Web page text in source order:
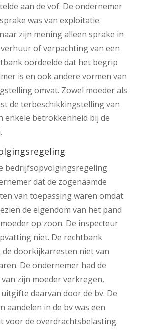
aan de vof. De ondernemer
was van exploitatie.
zijn mening alleen sprake in
of verpachting van een
oordeelde dat het begrip
is en ook andere vormen van
omvat. Zowel moeder als
de terbeschikkingstelling van
enkele betrokkenheid bij de
bedrijfsopvolgingsregeling
dat de zogenaamde
van toepassing waren omdat
de eigendom van het pand
op zoon. De inspecteur
niet. De rechtbank
de doorkijkarresten niet van
De ondernemer had de
zijn moeder verkregen,
daarvan door de bv. De
aandelen in de bv was een
voor de overdrachtsbelasting.